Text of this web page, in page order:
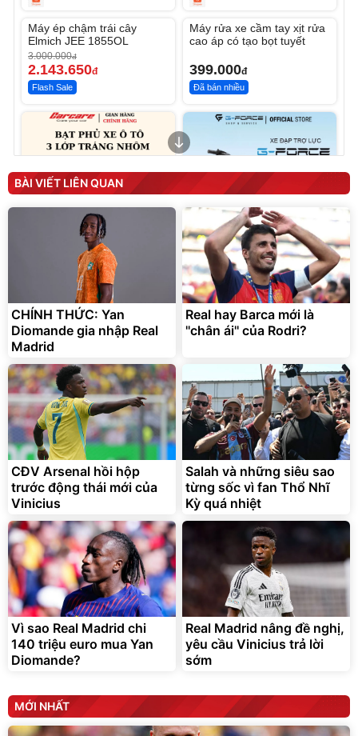
-28%
Máy ép chậm trái cây
Elmich JEE 1855OL
3.000.000đ
2.143.650đ
Flash Sale
Máy rửa xe cầm tay xịt rửa
cao áp có tạo bọt tuyết
399.000đ
Đã bán nhiều
Bạt phủ xe ô tô cao cấp,
tráng nhôm 03 lớp
392.000đ
325.000đ
Đã bán nhiều
Xe đạp điện trợ lực G-
Force C14 gấp gọn bỏ cốp
tiện lợi
9.900.000đ
7.092.000đ
Đang xem nhiều
BÀI VIẾT LIÊN QUAN
CHÍNH THỨC: Yan
Diomande gia nhập Real
Madrid
Real hay Barca mới là
''chân ái'' của Rodri?
CĐV Arsenal hồi hộp
trước động thái mới của
Vinicius
Salah và những siêu sao
từng sốc vì fan Thổ Nhĩ
Kỳ quá nhiệt
Vì sao Real Madrid chi
140 triệu euro mua Yan
Diomande?
Real Madrid nâng đề nghị,
yêu cầu Vinicius trả lời
sớm
MỚI NHẤT